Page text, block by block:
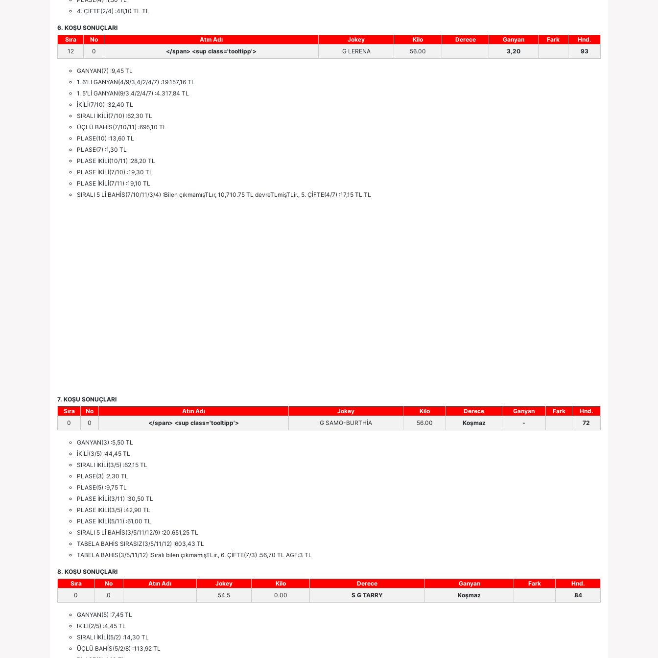
4. ÇİFTE(2/4) :48,10 TL TL
6. KOŞU SONUÇLARI
Sıra
No Atın Adı Jokey Kilo Derece Ganyan Fark
Hnd.
12
0 </span> <sup class='tooltipp'> G LERENA 56.00 3,20 93
GANYAN(7) :9,45 TL
1. 6'LI GANYAN(4/9/3,4/2/4/7) :19.157,16 TL
1. 5'Lİ GANYAN(9/3,4/2/4/7) :4.317,84 TL
İKİLİ(7/10) :32,40 TL
SIRALI İKİLİ(7/10) :62,30 TL
ÜÇLÜ BAHİS(7/10/11) :695,10 TL
PLASE(10) :13,60 TL
PLASE(7) :1,30 TL
PLASE İKİLİ(10/11) :28,20 TL
PLASE İKİLİ(7/10) :19,30 TL
PLASE İKİLİ(7/11) :19,10 TL
SIRALI 5 Lİ BAHİS(7/10/11/3/4) :Bilen çıkmamışTLır, 10,710.75 TL devreTLmişTLir., 5. ÇİFTE(4/7) :17,15 TL TL
7. KOŞU SONUÇLARI
Sıra
No Atın Adı Jokey Kilo Derece Ganyan Fark
Hnd.
0
0 </span> <sup class='tooltipp'> G SAMO-BURTHİA 56.00 Koşmaz - 72
GANYAN(3) :5,50 TL
İKİLİ(3/5) :44,45 TL
SIRALI İKİLİ(3/5) :62,15 TL
PLASE(3) :2,30 TL
PLASE(5) :9,75 TL
PLASE İKİLİ(3/11) :30,50 TL
PLASE İKİLİ(3/5) :42,90 TL
PLASE İKİLİ(5/11) :61,00 TL
SIRALI 5 Lİ BAHİS(3/5/11/12/9) :20.651,25 TL
TABELA BAHİS SIRASIZ(3/5/11/12) :603,43 TL
TABELA BAHİS(3/5/11/12) :Sıralı bilen çıkmamışTLır., 6. ÇİFTE(7/3) :56,70 TL AGF:3 TL
8. KOŞU SONUÇLARI
Sıra
No Atın Adı Jokey Kilo Derece Ganyan Fark
Hnd.
0
0 54,5 0.00 S G TARRY Koşmaz 84
GANYAN(5) :7,45 TL
İKİLİ(2/5) :4,45 TL
SIRALI İKİLİ(5/2) :14,30 TL
ÜÇLÜ BAHİS(5/2/8) :113,92 TL